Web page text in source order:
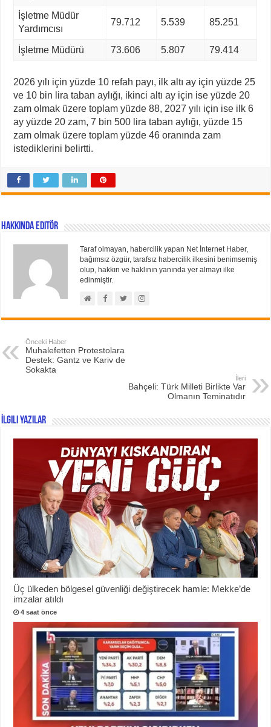
İşletme Müdür
Yardımcısı
79.712 5.539 85.251
İşletme Müdürü 73.606 5.807 79.414
2026 yılı için yüzde 10 refah payı, ilk altı ay için yüzde 25
ve 10 bin lira taban aylığı, ikinci altı ay için ise yüzde 20
zam olmak üzere toplam yüzde 88, 2027 yılı için ise ilk 6
ay yüzde 20 zam, 7 bin 500 lira taban aylığı, yüzde 15
zam olmak üzere toplam yüzde 46 oranında zam
istediklerini belirtti.
Hakkında Editör
Taraf olmayan, habercilik yapan Net İnternet Haber,
bağımsız özgür, tarafsız habercilik ilkesini benimsemiş
olup, hakkın ve haklının yanında yer almayı ilke
edinmiştir.
Önceki Haber
Muhalefetten Protestolara
Destek: Gantz ve Kariv de
Sokakta
İleri
Bahçeli: Türk Milleti Birlikte Var
Olmanın Teminatıdır
İlgili Yazılar
Üç ülkeden bölgesel güvenliği değiştirecek hamle: Mekke’de
imzalar atıldı
4 saat önce